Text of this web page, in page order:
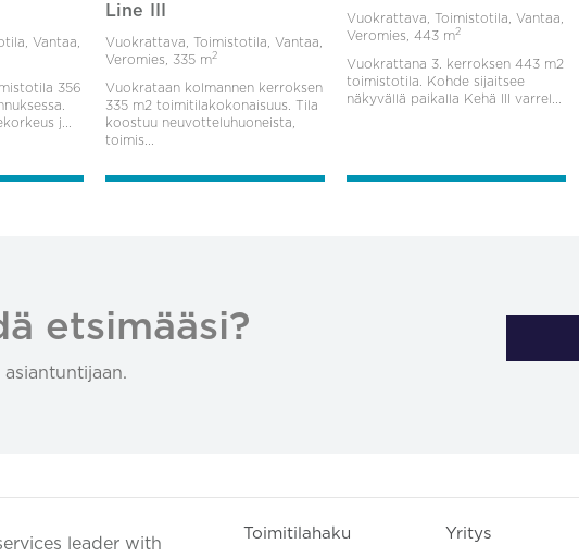
Vantaa,
356
j...
Line III
Vuokrattava, Toimistotila, Vantaa,
Veromies,
335 m2
Vuokrataan kolmannen kerroksen
335 m2 toimitilakokonaisuus. Tila
koostuu neuvotteluhuoneista,
toimis...
Vuokrattava, Toimistotila, Vantaa,
Veromies, 443 m2
Vuokrattana 3. kerroksen 443 m2
toimistotila. Kohde sijaitsee
näkyvällä paikalla Kehä III varrel...
etsimääsi?
leader with
Toimitilahaku Yritys